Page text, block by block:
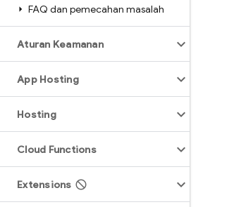
FAQ dan pemecahan masalah
Aturan Keamanan
App Hosting
Hosting
Cloud Functions
Extensions